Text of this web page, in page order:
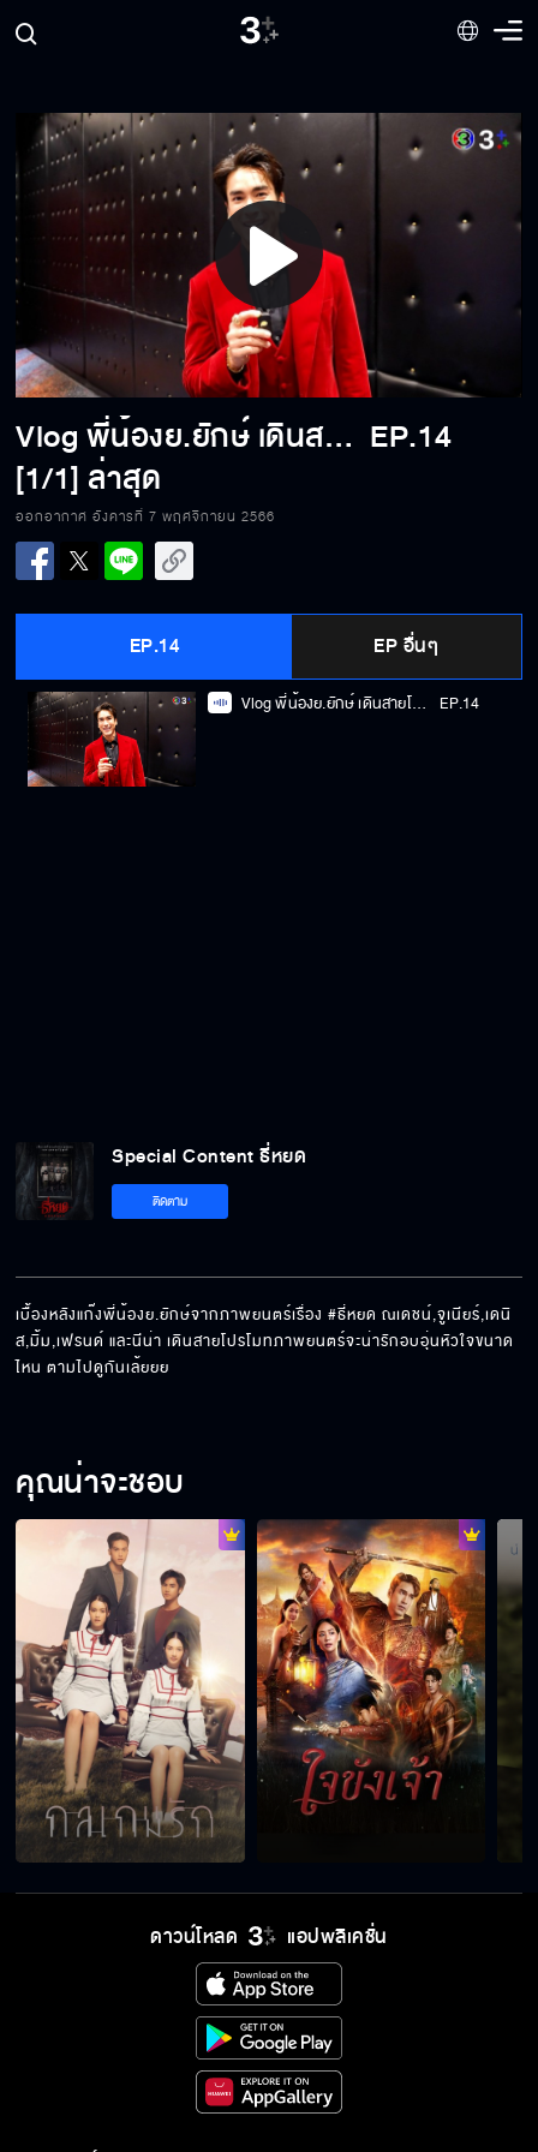
Play
Video
Vlog พี่น้องย.ยักษ์ เดินสายโปรโมท "ธี่หยด" EP.14
[1/1] ล่าสุด
ออกอากาศ อังคารที่ 7 พฤศจิกายน 2566
EP.14 EP อื่นๆ
Vlog พี่น้องย.ยักษ์ เดินสายโปรโมท "ธี่หยด" EP.14
Special Content ธี่หยด
ติดตาม
เบื้องหลังแก๊งพี่น้องย.ยักษ์จากภาพยนตร์เรื่อง #ธี่หยด ณเดชน์,จูเนียร์,เดนิ
ส,มิ้ม,เฟรนด์ และนีน่า เดินสายโปรโมทภาพยนตร์จะน่ารักอบอุ่นหัวใจขนาด
ไหน ตามไปดูกันเล้ยยย
คุณน่าจะชอบ
ดาวน์โหลด แอปพลิเคชั่น